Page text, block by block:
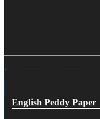
English Peddy Paper